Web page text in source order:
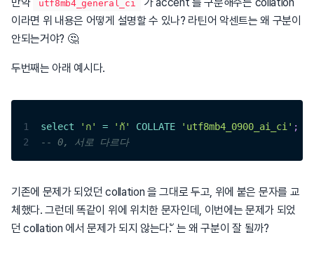
utf8mb4_general_ci
이라면 위 내용은 어떻게 설명할 수 있나? 라틴어 악센트는 왜 구분이
안되는거야? 🤔
두번째는 아래 예시다.
1 select 'ก' = 'กั' COLLATE 'utf8mb4_0900_ai_ci' ;
2
-- 0, 서로 다르다
기존에 문제가 되었던 collation 을 그대로 두고, 위에 붙은 문자를 교
체했다. 그런데 똑같이 위에 위치한 문자인데, 이번에는 문제가 되었
던 collation 에서 문제가 되지 않는다. ั 는 왜 구분이 잘 될까?